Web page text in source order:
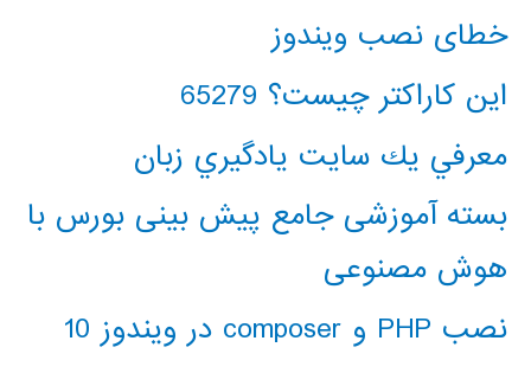
خطای نصب ویندوز
این کاراکتر چیست؟ 65279
معرفي يك سايت يادگيري زبان
بسته آموزشی جامع پیش بینی بورس با
هوش مصنوعی
نصب PHP و composer در ویندوز 10